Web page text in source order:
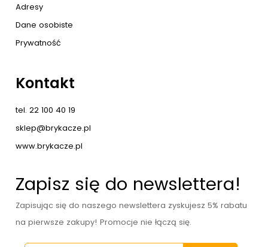
Adresy
Dane osobiste
Prywatność
Kontakt
tel. 22 100 40 19
sklep@brykacze.pl
www.brykacze.pl
Zapisz się do newslettera!
Zapisując się do naszego newslettera zyskujesz 5% rabatu
na pierwsze zakupy! Promocje nie łączą się.